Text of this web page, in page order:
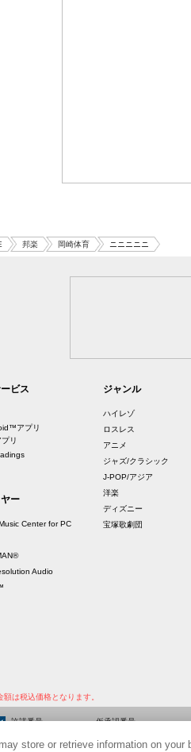
邦楽 岡崎体育 ニニニニニ
ビス
アプリ
プリ
ー
Center for PC
Audio
ジャンル
ハイレゾ
ロスレス
アニメ
ジャズ/クラシック
J-POP/アジア
洋楽
ディズニー
宝塚歌劇団
は税込価格となります。
許諾番号
9011365237Y30005
仮承認番号
PVY00148712-002
store or retrieve information on your